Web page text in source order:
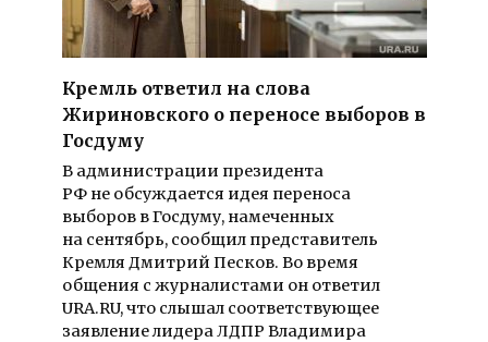
Кремль ответил на слова
Жириновского о переносе выборов в
Госдуму
В администрации президента
РФ не обсуждается идея переноса
выборов в Госдуму, намеченных
на сентябрь, сообщил представитель
Кремля Дмитрий Песков. Во время
общения с журналистами он ответил
URA.RU, что слышал соответствующее
заявление лидера ЛДПР Владимира